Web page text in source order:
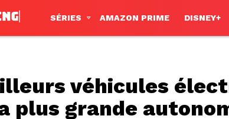
SÉRIES AMAZON PRIME DISNEY+
véhicules
plus grande